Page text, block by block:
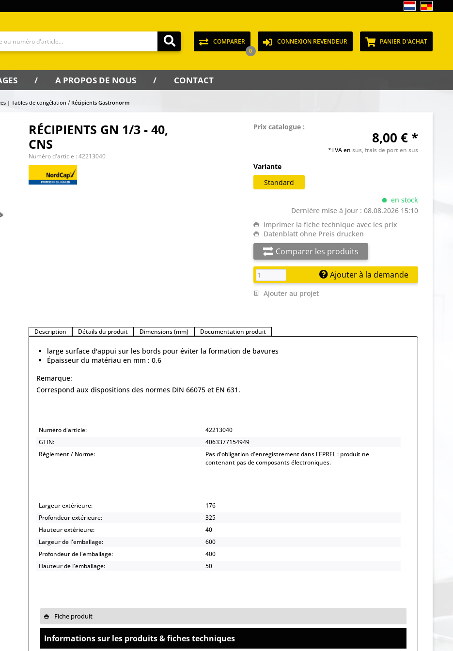
COMPARER
0
CONNEXION REVENDEUR PANIER D'ACHAT
A PROPOS DE NOUS CONTACT
| Tables de congélation Récipients Gastronorm
RÉCIPIENTS GN 1/3 - 40,
CNS
Numéro d'article : 42213040
Prix catalogue :
8,00 € *
*TVA en sus, frais de port en sus
Variante
Standard
en stock
Dernière mise à jour : 08.08.2026 15:10
Imprimer la fiche technique avec les prix
Datenblatt ohne Preis drucken
Comparer les produits
Ajouter à la demande
Ajouter au projet
Description Détails du produit Dimensions (mm) Documentation produit
large surface d'appui sur les bords pour éviter la formation de bavures
Épaisseur du matériau en mm : 0,6
Remarque:
Correspond aux dispositions des normes DIN 66075 et EN 631.
Numéro d'article:
42213040
GTIN:
4063377154949
Règlement / Norme:
Pas d'obligation d'enregistrement dans l'EPREL : produit ne
contenant pas de composants électroniques.
Largeur extérieure:
176
Profondeur extérieure:
325
Hauteur extérieure:
40
Largeur de l'emballage:
600
Profondeur de l'emballage:
400
Hauteur de l'emballage:
50
Fiche produit
Informations sur les produits & fiches techniques